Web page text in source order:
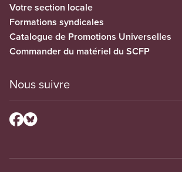
Votre section locale
Formations syndicales
Catalogue de Promotions Universelles
Commander du matériel du SCFP
Nous suivre